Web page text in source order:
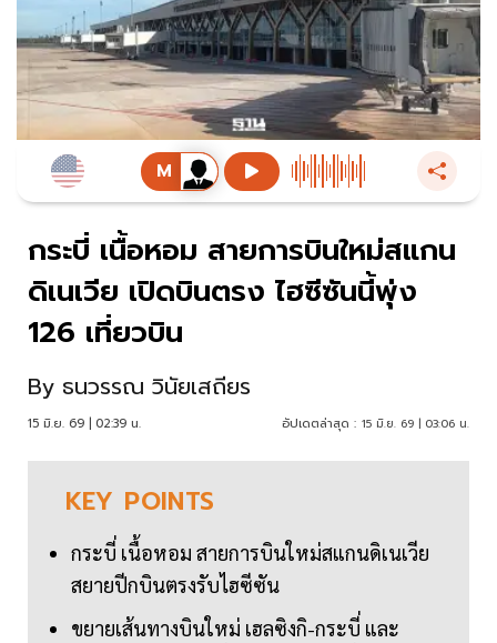
กระบี่ เนื้อหอม สายการบินใหม่สแกน
ดิเนเวีย เปิดบินตรง ไฮซีซันนี้พุ่ง
126 เที่ยวบิน
By ธนวรรณ วินัยเสถียร
15 มิ.ย. 69 | 02:39 น. อัปเดตล่าสุด : 15 มิ.ย. 69 | 03:06 น.
KEY POINTS
กระบี่ เนื้อหอม สายการบินใหม่สแกนดิเนเวีย
สยายปีกบินตรงรับไฮซีซัน
ขยายเส้นทางบินใหม่ เฮลซิงกิ-กระบี่ และ